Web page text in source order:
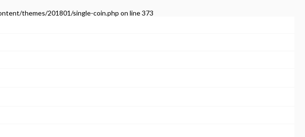
themes/201801/single-coin.php on line373